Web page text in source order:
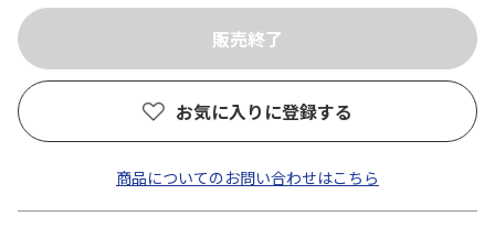
お気に入りに登録する
商品についてのお問い合わせはこちら